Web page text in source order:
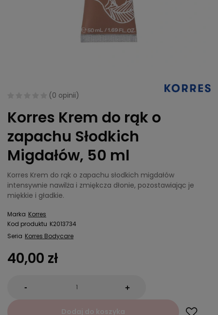
(0 opinii)
Korres Krem do rąk o
zapachu Słodkich
Migdałów, 50 ml
Korres Krem do rąk o zapachu słodkich migdałów
intensywnie nawilża i zmiękcza dłonie, pozostawiając je
miękkie i gładkie.
Marka Korres
Kod produktu K2013734
Seria Korres Bodycare
40,00 zł
- +
Dodaj do koszyka